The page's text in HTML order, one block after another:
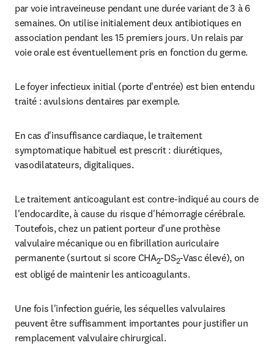
par voie intraveineuse pendant une durée variant de 3 à 6
semaines. On utilise initialement deux antibiotiques en
association pendant les 15 premiers jours. Un relais par
voie orale est éventuellement pris en fonction du germe.
Le foyer infectieux initial (porte d'entrée) est bien entendu
traité : avulsions dentaires par exemple.
En cas d'insuffisance cardiaque, le traitement
symptomatique habituel est prescrit : diurétiques,
vasodilatateurs, digitaliques.
Le traitement anticoagulant est contre-indiqué au cours de
l'endocardite, à cause du risque d'hémorragie cérébrale.
Toutefois, chez un patient porteur d'une prothèse
valvulaire mécanique ou en fibrillation auriculaire
permanente (surtout si score CHA2-DS2-Vasc élevé), on
est obligé de maintenir les anticoagulants.
Une fois l'infection guérie, les séquelles valvulaires
peuvent être suffisamment importantes pour justifier un
remplacement valvulaire chirurgical.